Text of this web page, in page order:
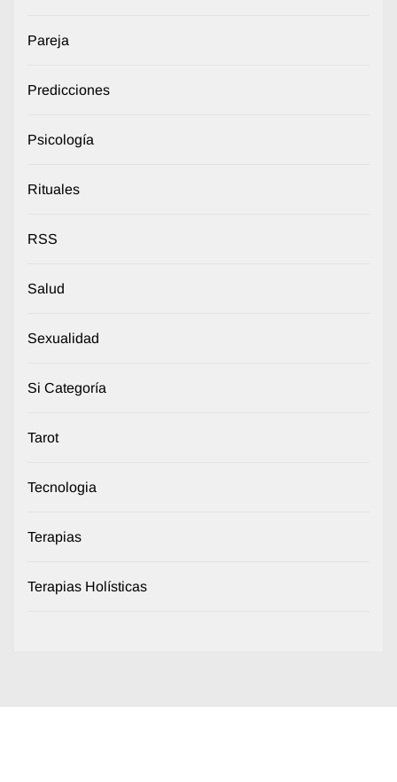
Pareja
Predicciones
Psicología
Rituales
RSS
Salud
Sexualidad
Si Categoría
Tarot
Tecnologia
Terapias
Terapias Holísticas